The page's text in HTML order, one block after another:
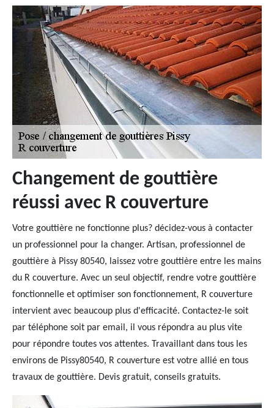
Changement de gouttière
réussi avec R couverture
Votre gouttière ne fonctionne plus? décidez-vous à contacter
un professionnel pour la changer. Artisan, professionnel de
gouttière à Pissy 80540, laissez votre gouttière entre les mains
du R couverture. Avec un seul objectif, rendre votre gouttière
fonctionnelle et optimiser son fonctionnement, R couverture
intervient avec beaucoup plus d'efficacité. Contactez-le soit
par téléphone soit par email, il vous répondra au plus vite
pour répondre toutes vos attentes. Travaillant dans tous les
environs de Pissy80540, R couverture est votre allié en tous
travaux de gouttière. Devis gratuit, conseils gratuits.